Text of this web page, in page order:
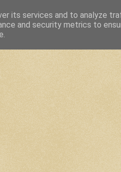
its services and to analyze
and security metrics to